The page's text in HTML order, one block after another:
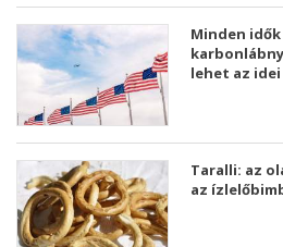
Minden
lehet az
Taralli: az
az